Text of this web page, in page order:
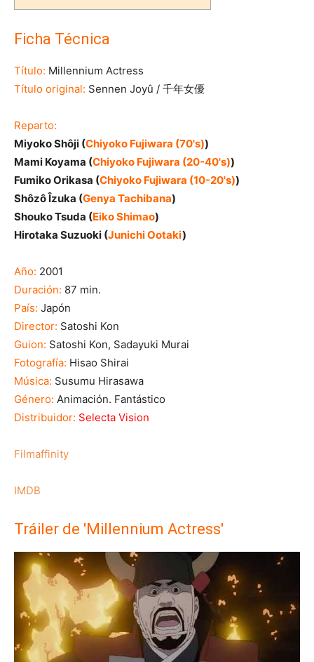
Ficha Técnica
Título: Millennium Actress
Título original: Sennen Joyû / 千年女優
Reparto:
Miyoko Shôji (Chiyoko Fujiwara (70's))
Mami Koyama (Chiyoko Fujiwara (20-40's))
Fumiko Orikasa (Chiyoko Fujiwara (10-20's))
Shôzô Îzuka (Genya Tachibana)
Shouko Tsuda (Eiko Shimao)
Hirotaka Suzuoki (Junichi Ootaki)
Año: 2001
Duración: 87 min.
País: Japón
Director: Satoshi Kon
Guion: Satoshi Kon, Sadayuki Murai
Fotografía: Hisao Shirai
Música: Susumu Hirasawa
Género: Animación. Fantástico
Distribuidor: Selecta Vision
Filmaffinity
IMDB
Tráiler de 'Millennium Actress'